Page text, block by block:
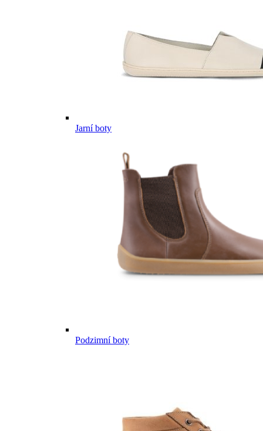
Jarní boty
Podzimní boty